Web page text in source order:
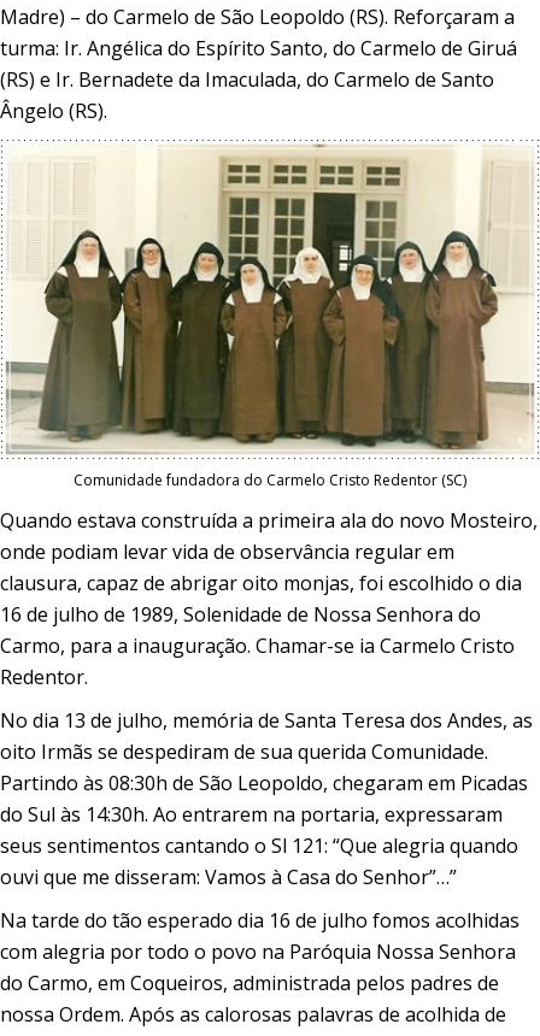
Madre) – do Carmelo de São Leopoldo (RS). Reforçaram a
turma: Ir. Angélica do Espírito Santo, do Carmelo de Giruá
(RS) e Ir. Bernadete da Imaculada, do Carmelo de Santo
Ângelo (RS).
Comunidade fundadora do Carmelo Cristo Redentor (SC)
Quando estava construída a primeira ala do novo Mosteiro,
onde podiam levar vida de observância regular em
clausura, capaz de abrigar oito monjas, foi escolhido o dia
16 de julho de 1989, Solenidade de Nossa Senhora do
Carmo, para a inauguração. Chamar-se ia Carmelo Cristo
Redentor.
No dia 13 de julho, memória de Santa Teresa dos Andes, as
oito Irmãs se despediram de sua querida Comunidade.
Partindo às 08:30h de São Leopoldo, chegaram em Picadas
do Sul às 14:30h. Ao entrarem na portaria, expressaram
seus sentimentos cantando o Sl 121: “Que alegria quando
ouvi que me disseram: Vamos à Casa do Senhor”…”
Na tarde do tão esperado dia 16 de julho fomos acolhidas
com alegria por todo o povo na Paróquia Nossa Senhora
do Carmo, em Coqueiros, administrada pelos padres de
nossa Ordem. Após as calorosas palavras de acolhida de